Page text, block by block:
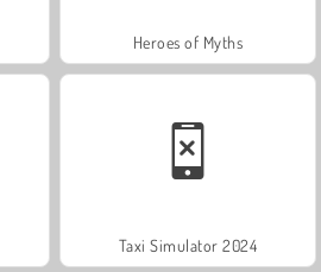
Heroes of Myths
Taxi Simulator 2024